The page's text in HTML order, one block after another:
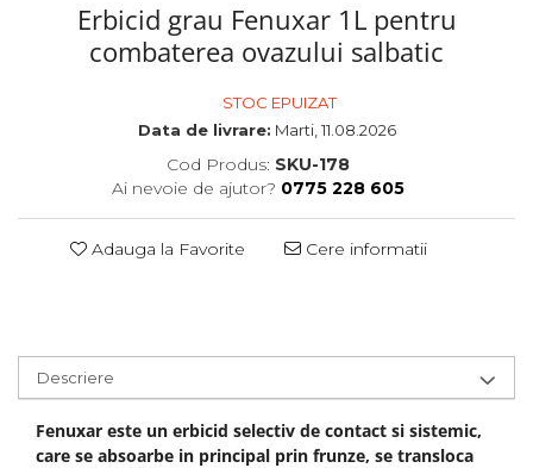
Erbicid grau Fenuxar 1L pentru
combaterea ovazului salbatic
STOC EPUIZAT
Data de livrare: Marti, 11.08.2026
Cod Produs: SKU-178
Ai nevoie de ajutor? 0775 228 605
Adauga la Favorite Cere informatii
Descriere
Fenuxar este un erbicid selectiv de contact si sistemic,
care se absoarbe in principal prin frunze, se transloca